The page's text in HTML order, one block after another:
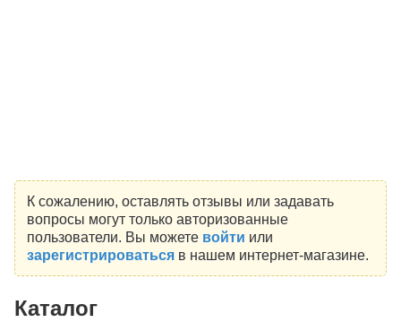
К сожалению, оставлять отзывы или задавать
вопросы могут только авторизованные
пользователи. Вы можете войти или
зарегистрироватьсяв нашем интернет-магазине.
Каталог